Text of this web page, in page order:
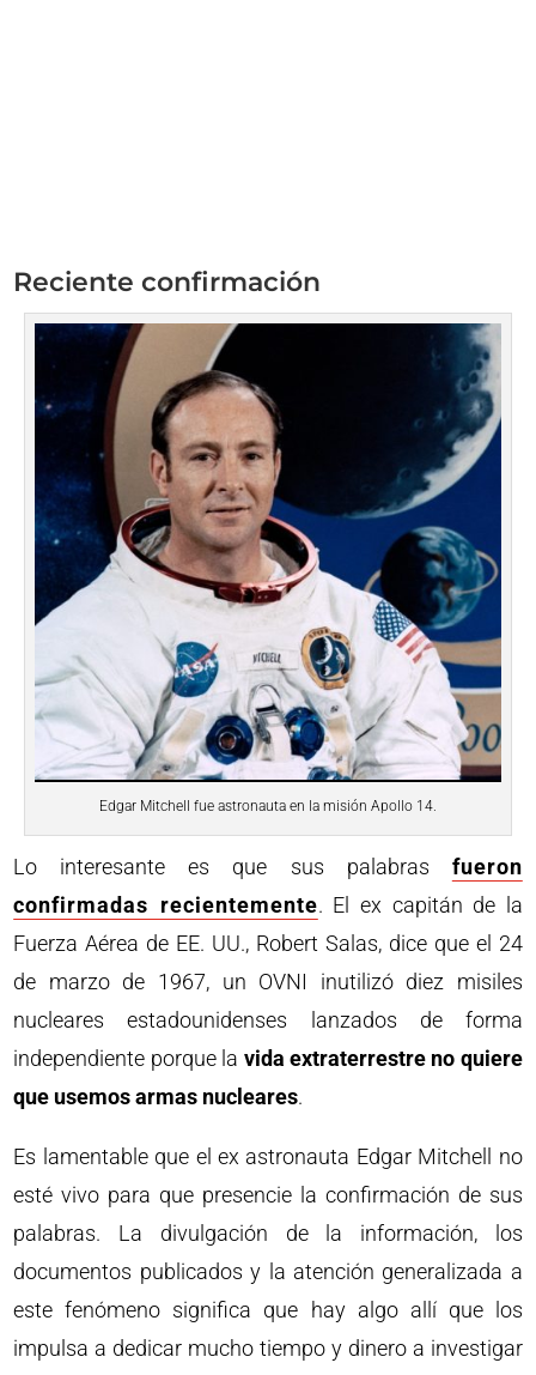
Reciente confirmación
Edgar Mitchell fue astronauta en la misión Apollo 14.
Lo interesante es que sus palabras fueron
confirmadas recientemente. El ex capitán de la
Fuerza Aérea de EE. UU., Robert Salas, dice que el 24
de marzo de 1967, un OVNI inutilizó diez misiles
nucleares estadounidenses lanzados de forma
independiente porque la vida extraterrestre no quiere
que usemos armas nucleares.
Es lamentable que el ex astronauta Edgar Mitchell no
esté vivo para que presencie la confirmación de sus
palabras. La divulgación de la información, los
documentos publicados y la atención generalizada a
este fenómeno significa que hay algo allí que los
impulsa a dedicar mucho tiempo y dinero a investigar